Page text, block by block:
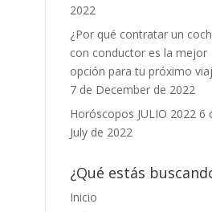
2022
¿Por qué contratar un
con conductor es la mejor
opción para tu próximo
7 de December de 2022
Horóscopos JULIO 2022 6
July de 2022
¿Qué estás
Inicio